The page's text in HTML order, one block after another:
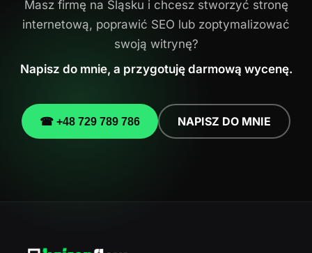
Masz firmę na Śląsku i chcesz stworzyć stronę
internetową, poprawić SEO lub zoptymalizować
swoją witrynę?
Napisz do mnie, a przygotuję darmową wycenę.
☎ +48 729 789 786 NAPISZ DO MNIE